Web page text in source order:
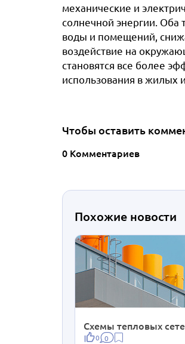
механические и
солнечной энергии. Оба
воды и помещений,
воздействие на
становятся все более
использования в жилых
Чтобы оставить
0 Комментариев
Похожие новости
Схемы тепловых
0 0